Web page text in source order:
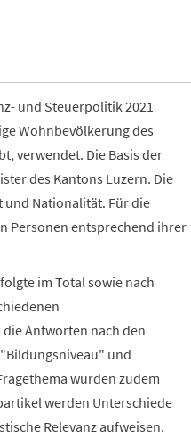
und Steuerpolitik 2021
Wohnbevölkerung des
verwendet. Die Basis der
des Kantons Luzern. Die
und Nationalität. Für die
Personen entsprechend ihrer
im Total sowie nach
Antworten nach den
und
wurden zudem
werden Unterschiede
Relevanz aufweisen.